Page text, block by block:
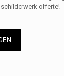
offerte!